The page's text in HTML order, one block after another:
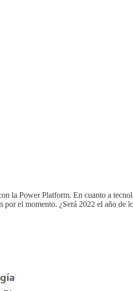
Power Platform. En cuanto a
el momento. ¿Será 2022 el año de